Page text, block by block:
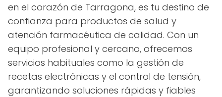
en el corazón de Tarragona, es tu destino de
confianza para productos de salud y
atención farmacéutica de calidad. Con un
equipo profesional y cercano, ofrecemos
servicios habituales como la gestión de
recetas electrónicas y el control de tensión,
garantizando soluciones rápidas y fiables